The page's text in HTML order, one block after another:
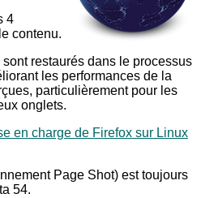
4
contenu.
restaurés dans le processus
les performances de la
particulièrement pour les
onglets.
en charge de Firefox sur Linux
Page Shot) est toujours
54.